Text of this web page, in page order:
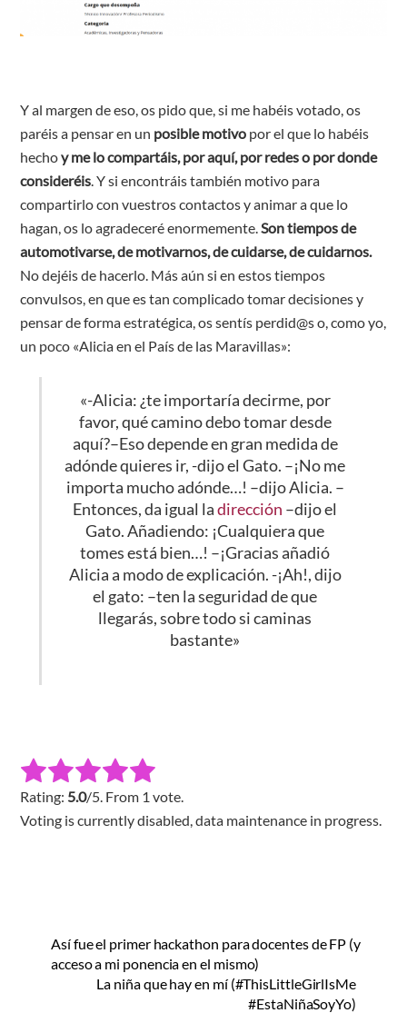
Y al margen de eso, os pido que, si me habéis votado, os
paréis a pensar en un posible motivo por el que lo habéis
hechoy me lo compartáis, por aquí, por redes o por donde
consideréis. Y si encontráis también motivo para
compartirlo con vuestros contactos y animar a que lo
hagan, os lo agradeceré enormemente.Son tiempos de
automotivarse, de motivarnos, de cuidarse, de cuidarnos.
No dejéis de hacerlo. Más aún si en estos tiempos
convulsos, en que es tan complicado tomar decisiones y
pensar de forma estratégica, os sentís perdid@s o, como yo,
un poco «Alicia en el País de las Maravillas»:
«-Alicia: ¿te importaría decirme, por
favor, qué camino debo tomar desde
aquí?–Eso depende en gran medida de
adónde quieres ir, -dijo el Gato. –¡No me
importa mucho adónde…! –dijo Alicia. –
Entonces, da igual ladirección –dijo el
Gato. Añadiendo: ¡Cualquiera que
tomes está bien…! –¡Gracias añadió
Alicia a modo de explicación. -¡Ah!, dijo
el gato: –ten la seguridad de que
llegarás, sobre todo si caminas
bastante»
Rating: 5.0/5. From 1 vote.
Voting is currently disabled, data maintenance in progress.
Así fue el primer hackathon para docentes de FP (y
acceso a mi ponencia en el mismo)
La niña que hay en mí (#ThisLittleGirlIsMe
#EstaNiñaSoyYo)